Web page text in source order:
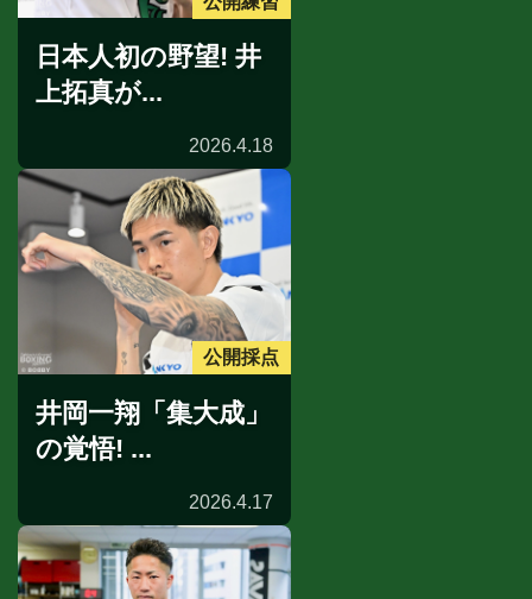
日本人初の野望! 井
上拓真が...
2026.4.18
公開採点
井岡一翔「集大成」
の覚悟! ...
2026.4.17